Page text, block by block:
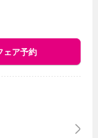
ェア予約